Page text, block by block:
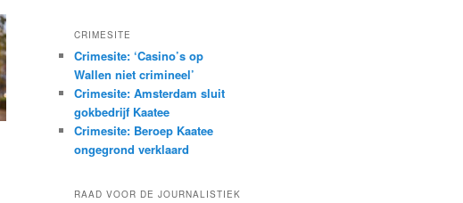
CRIMESITE
Crimesite: ‘Casino’s op
Wallen niet crimineel’
Crimesite: Amsterdam sluit
gokbedrijf Kaatee
Crimesite: Beroep Kaatee
ongegrond verklaard
RAAD VOOR DE JOURNALISTIEK